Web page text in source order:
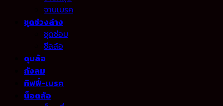
จานเบรค
ชุดช่วงล่าง
ชุดซ่อม
ซีลล้อ
ดุมล้อ
ถังลม
ทิฟฟี่-เบรค
น็อตล้อ